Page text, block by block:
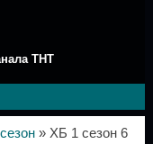
ТНТ
» ХБ 1 сезон 6